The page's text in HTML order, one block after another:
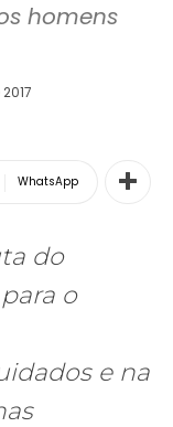
homens
WhatsApp
do
o
e na